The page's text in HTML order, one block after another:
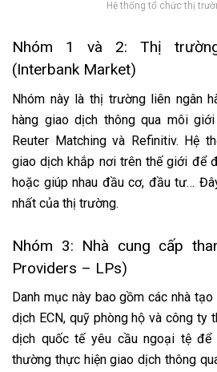
Hệ thống tổ chức thị
Nhóm 1 và 2: Thị
(Interbank Market)
Nhóm này là thị trường liên ngân
hàng giao dịch thông qua môi
Reuter Matching và Refinitiv. Hệ
giao dịch khắp nơi trên thế giới để
hoặc giúp nhau đầu cơ, đầu tư…
nhất của thị trường.
Nhóm 3: Nhà cung cấp
Providers – LPs)
Danh mục này bao gồm các nhà
dịch ECN, quỹ phòng hộ và công ty
dịch quốc tế yêu cầu ngoại tệ để
thường thực hiện giao dịch thông